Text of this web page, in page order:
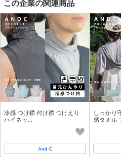
この企業の関連商品
冷感 つけ襟 付け襟 つけえり
ハイネッ...
And C
しっかり
感タオル